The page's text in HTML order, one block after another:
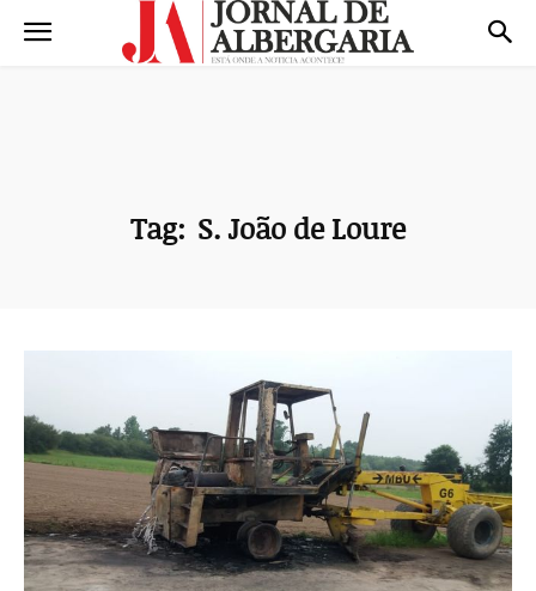
Tag: S. João de Loure